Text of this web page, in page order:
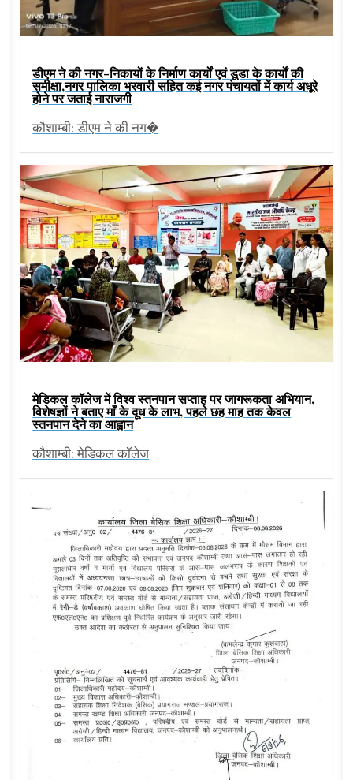
डीएम ने की नगर-निकायों के निर्माण कार्यों एवं डूडा के कार्यों की
समीक्षा,नगर पालिका भरवारी सहित कई नगर पंचायतों में कार्य अधूरे
होने पर जताई नाराजगी
कौशाम्बी: डीएम ने की नग�
मेडिकल कॉलेज में विश्व स्तनपान सप्ताह पर जागरूकता अभियान,
विशेषज्ञों ने बताए माँ के दूध के लाभ, पहले छह माह तक केवल
स्तनपान देने का आह्वान
कौशाम्बी: मेडिकल कॉलेज